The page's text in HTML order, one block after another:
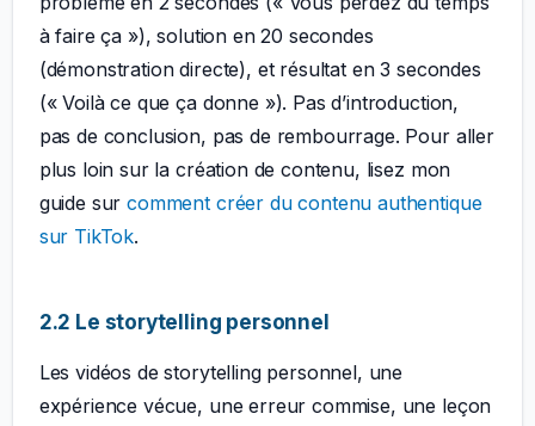
à faire ça »), solution en 20 secondes
(démonstration directe), et résultat en 3 secondes
(« Voilà ce que ça donne »). Pas d’introduction,
pas de conclusion, pas de rembourrage. Pour aller
plus loin sur la création de contenu, lisez mon
guide surcomment créer du contenu authentique
sur TikTok.
2.2 Le storytelling personnel
Les vidéos de storytelling personnel, une
expérience vécue, une erreur commise, une leçon